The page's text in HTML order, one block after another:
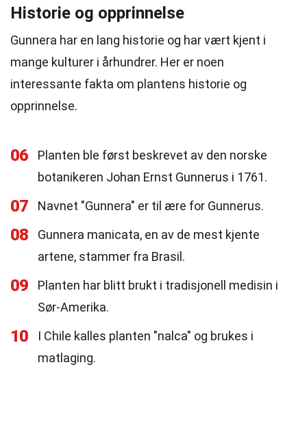
Historie og opprinnelse
Gunnera har en lang historie og har vært kjent i
mange kulturer i århundrer. Her er noen
interessante fakta om plantens historie og
opprinnelse.
06
Planten ble først beskrevet av den norske
botanikeren Johan Ernst Gunnerus i 1761.
07 Navnet "Gunnera" er til ære for Gunnerus.
08
Gunnera manicata, en av de mest kjente
artene, stammer fra Brasil.
09
Planten har blitt brukt i tradisjonell medisin i
Sør-Amerika.
10
I Chile kalles planten "nalca" og brukes i
matlaging.